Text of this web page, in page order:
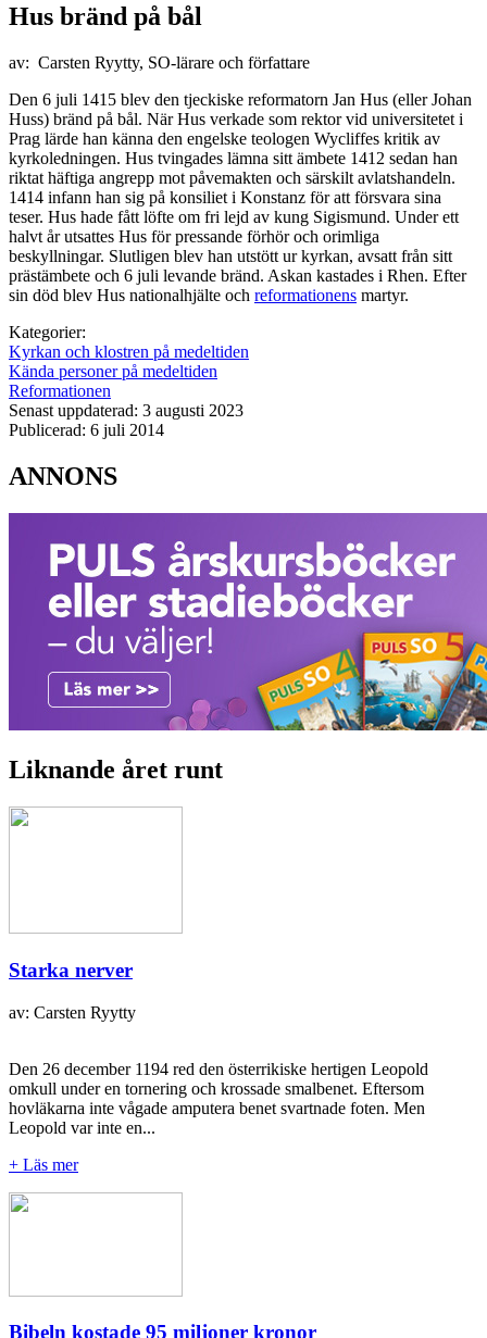
Hus bränd på bål
av: Carsten Ryytty, SO-lärare och författare
Den 6 juli 1415 blev den tjeckiske reformatorn Jan Hus (eller Johan
Huss) bränd på bål. När Hus verkade som rektor vid universitetet i
Prag lärde han känna den engelske teologen Wycliffes kritik av
kyrkoledningen. Hus tvingades lämna sitt ämbete 1412 sedan han
riktat häftiga angrepp mot påvemakten och särskilt avlatshandeln.
1414 infann han sig på konsiliet i Konstanz för att försvara sina
teser. Hus hade fått löfte om fri lejd av kung Sigismund. Under ett
halvt år utsattes Hus för pressande förhör och orimliga
beskyllningar. Slutligen blev han utstött ur kyrkan, avsatt från sitt
prästämbete och 6 juli levande bränd. Askan kastades i Rhen. Efter
sin död blev Hus nationalhjälte och reformationens martyr.
Kategorier:
Kyrkan och klostren på medeltiden
Kända personer på medeltiden
Reformationen
Senast uppdaterad: 3 augusti 2023
Publicerad: 6 juli 2014
ANNONS
Liknande året runt
Starka nerver
av: Carsten Ryytty
Den 26 december 1194 red den österrikiske hertigen Leopold
omkull under en tornering och krossade smalbenet. Eftersom
hovläkarna inte vågade amputera benet svartnade foten. Men
Leopold var inte en...
+ Läs mer
Bibeln kostade 95 miljoner kronor